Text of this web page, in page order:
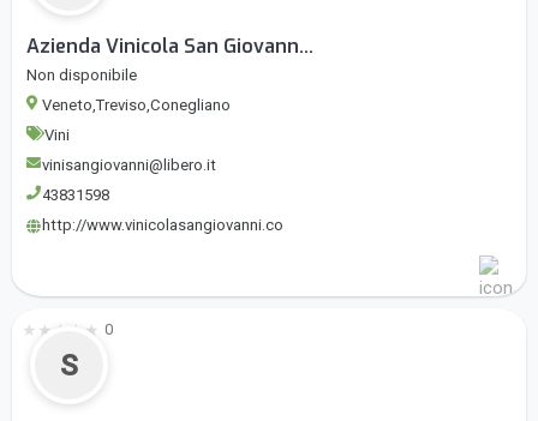
Azienda Vinicola San Giovann...
Non disponibile
Veneto,Treviso,Conegliano
Vini
vinisangiovanni@libero.it
43831598
http://www.vinicolasangiovanni.co
S
★ ★ ★ ★ ★ 0